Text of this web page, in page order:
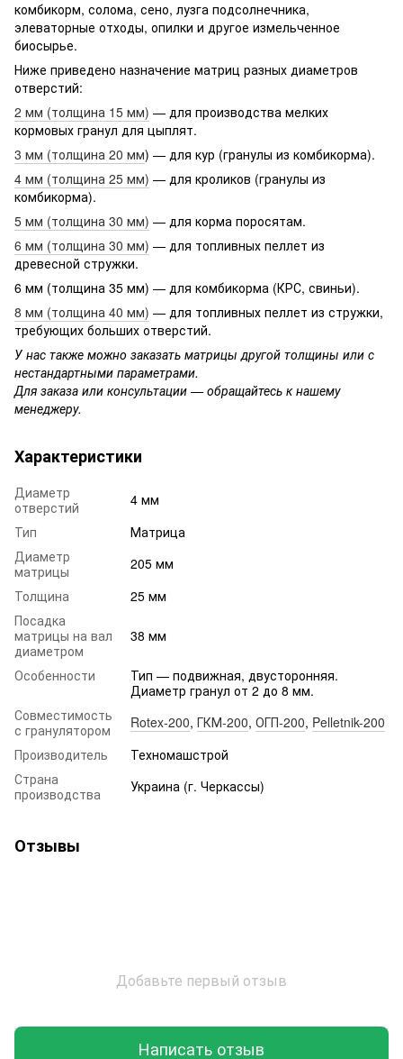
комбикорм, солома, сено, лузга подсолнечника,
элеваторные отходы, опилки и другое измельченное
биосырье.
Ниже приведено назначение матриц разных диаметров
отверстий:
2 мм (толщина 15 мм) — для производства мелких
кормовых гранул для цыплят.
3 мм (толщина 20 мм) — для кур (гранулы из комбикорма).
4 мм (толщина 25 мм) — для кроликов (гранулы из
комбикорма).
5 мм (толщина 30 мм) — для корма поросятам.
6 мм (толщина 30 мм) — для топливных пеллет из
древесной стружки.
6 мм (толщина 35 мм) — для комбикорма (КРС, свиньи).
8 мм (толщина 40 мм) — для топливных пеллет из стружки,
требующих больших отверстий.
У нас также можно заказать матрицы другой толщины или с
нестандартными параметрами.
Для заказа или консультации — обращайтесь к нашему
менеджеру.
Характеристики
Диаметр
отверстий
4 мм
Тип
Матрица
Диаметр
матрицы
205 мм
Толщина
25 мм
Посадка
матрицы на вал
диаметром
38 мм
Особенности
Тип — подвижная, двусторонняя.
Диаметр гранул от 2 до 8 мм.
Совместимость
с гранулятором
Rotex-200, ГКМ-200, ОГП-200, Pelletnik-200
Производитель
Техномашстрой
Страна
производства
Украина (г. Черкассы)
Отзывы
Добавьте первый отзыв
Написать отзыв